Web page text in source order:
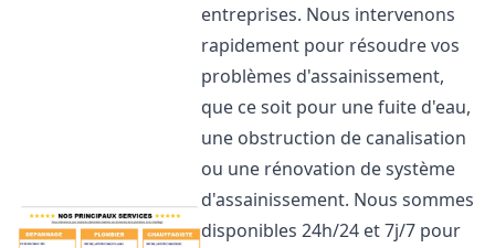
entreprises. Nous intervenons
rapidement pour résoudre vos
problèmes d'assainissement,
que ce soit pour une fuite d'eau,
une obstruction de canalisation
ou une rénovation de système
d'assainissement. Nous sommes
disponibles 24h/24 et 7j/7 pour